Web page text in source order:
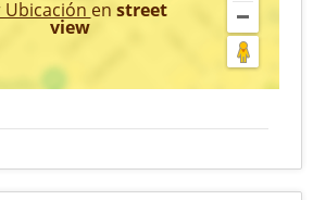
Ubicación en street
view